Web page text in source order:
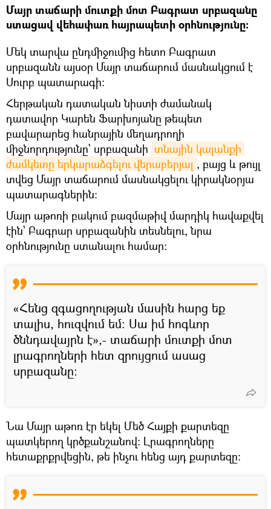
Մայր տաճարի մուտքի մոտ Բագրատ սրբազանը
ստացավ վեհափառ հայրապետի օրհնությունը։
Մեկ տարվա ընդմիջումից հետո Բագրատ
սրբազանն այսօր Մայր տաճարում մասնակցում է
Սուրբ պատարագի։
Հերթական դատական նիստի ժամանակ
դատավոր Կարեն Ֆարխոյանը թեպետ
բավարարեց հանրային մեղադրողի
միջնորդությունը՝ սրբազանի տնային կալանքի
ժամկետը երկարաձգելու վերաբերյալ , բայց և թույլ
տվեց Մայր տաճարում մասնակցելու կիրակնօրյա
պատարագներին։
Մայր աթոռի բակում բազմաթիվ մարդիկ հավաքվել
էին՝ Բագրար սրբազանին տեսնելու, նրա
օրհնությունը ստանալու համար։
«Հենց զգացողության մասին հարց եք
տալիս, հուզվում եմ։ Սա իմ հոգևոր
ծննդավայրն է»,- տաճարի մուտքի մոտ
լրագրողների հետ զրույցում ասաց
սրբազանը։
Նա Մայր աթոռ էր եկել Մեծ Հայքի քարտեզը
պատկերող կրծքանշանով։ Լրագրողները
հետաքրքրվեցին, թե ինչու հենց այդ քարտեզը։